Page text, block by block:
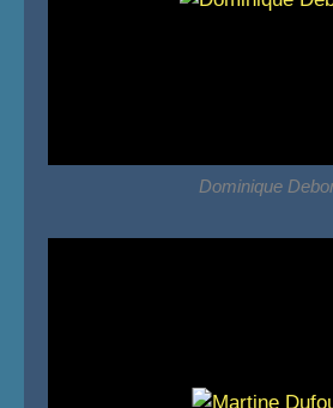
Dominique